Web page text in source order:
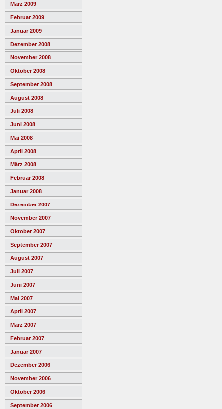
März 2009
Februar 2009
Januar 2009
Dezember 2008
November 2008
Oktober 2008
September 2008
August 2008
Juli 2008
Juni 2008
Mai 2008
April 2008
März 2008
Februar 2008
Januar 2008
Dezember 2007
November 2007
Oktober 2007
September 2007
August 2007
Juli 2007
Juni 2007
Mai 2007
April 2007
März 2007
Februar 2007
Januar 2007
Dezember 2006
November 2006
Oktober 2006
September 2006